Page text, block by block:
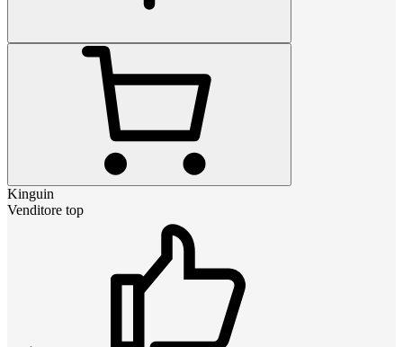
Kinguin
Venditore top